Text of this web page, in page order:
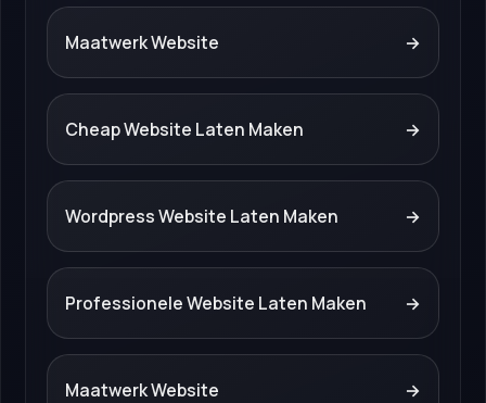
Maatwerk Website →
Cheap Website Laten Maken →
Wordpress Website Laten Maken →
Professionele Website Laten Maken →
Maatwerk Website →